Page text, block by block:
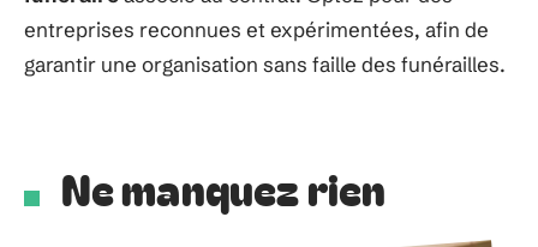
entreprises reconnues et expérimentées, afin de
garantir une organisation sans faille des funérailles.
Ne manquez rien